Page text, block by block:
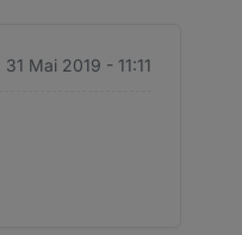
31 Mai 2019 - 11:11